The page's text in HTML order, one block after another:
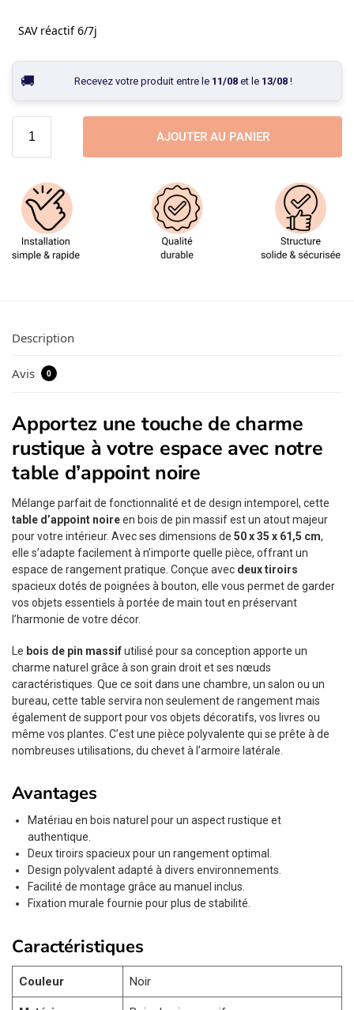
SAV réactif 6/7j
Recevez votre produit entre le 11/08et le 13/08!
AJOUTER AU PANIER
Description
Avis 0
Apportez une touche de charme
rustique à votre espace avec notre
table d’appoint noire
Mélange parfait de fonctionnalité et de design intemporel, cette
table d’appoint noireen bois de pin massif est un atout majeur
pour votre intérieur. Avec ses dimensions de 50 x 35 x 61,5 cm,
elle s’adapte facilement à n’importe quelle pièce, offrant un
espace de rangement pratique. Conçue avec deux tiroirs
spacieux dotés de poignées à bouton, elle vous permet de garder
vos objets essentiels à portée de main tout en préservant
l’harmonie de votre décor.
Le bois de pin massifutilisé pour sa conception apporte un
charme naturel grâce à son grain droit et ses nœuds
caractéristiques. Que ce soit dans une chambre, un salon ou un
bureau, cette table servira non seulement de rangement mais
également de support pour vos objets décoratifs, vos livres ou
même vos plantes. C’est une pièce polyvalente qui se prête à de
nombreuses utilisations, du chevet à l’armoire latérale.
Avantages
Matériau en bois naturel pour un aspect rustique et
authentique.
Deux tiroirs spacieux pour un rangement optimal.
Design polyvalent adapté à divers environnements.
Facilité de montage grâce au manuel inclus.
Fixation murale fournie pour plus de stabilité.
Caractéristiques
Couleur Noir